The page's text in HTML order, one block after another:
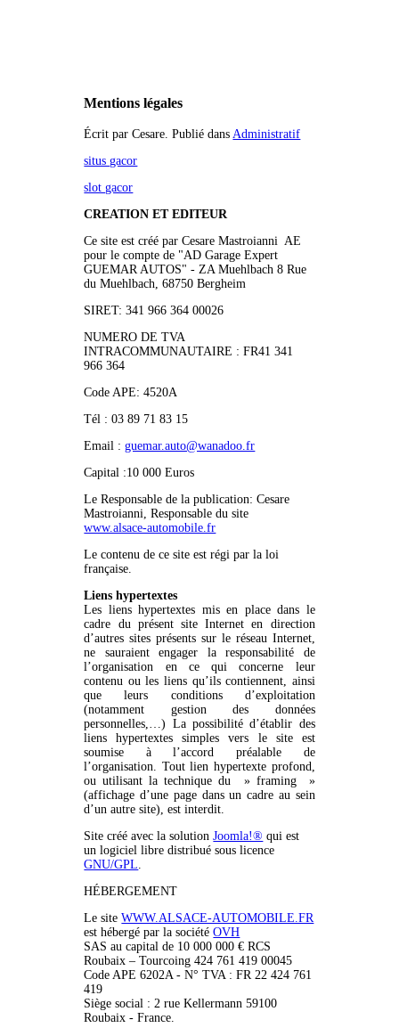
Mentions légales
Écrit par Cesare. Publié dans Administratif
situs gacor
slot gacor
CREATION ET EDITEUR
Ce site est créé par Cesare Mastroianni AE
pour le compte de "AD Garage Expert
GUEMAR AUTOS" - ZA Muehlbach 8 Rue
du Muehlbach, 68750 Bergheim
SIRET: 341 966 364 00026
NUMERO DE TVA
INTRACOMMUNAUTAIRE : FR41 341
966 364
Code APE:4520A
Tél :03 89 71 83 15
Email :guemar.auto@wanadoo.fr
Capital :10 000 Euros
Le Responsable de la publication: Cesare
Mastroianni, Responsable du site
www.alsace-automobile.fr
Le contenu de ce site est régi par la loi
française.
Liens hypertextes
Les liens hypertextes mis en place dans le
cadre du présent site Internet en direction
d’autres sites présents sur le réseau Internet,
ne sauraient engager la responsabilité de
l’organisation en ce qui concerne leur
contenu ou les liens qu’ils contiennent, ainsi
que leurs conditions d’exploitation
(notamment gestion des données
personnelles,…) La possibilité d’établir des
liens hypertextes simples vers le site est
soumise à l’accord préalable de
l’organisation. Tout lien hypertexte profond,
ou utilisant la technique du » framing »
(affichage d’une page dans un cadre au sein
d’un autre site), est interdit.
Site créé avec la solutionJoomla!® qui est
un logiciel libre distribué sous licence
GNU/GPL
HÉBERGEMENT
Le siteWWW.ALSACE-AUTOMOBILE.FR
est hébergé par la sociétéOVH
SAS au capital de 10 000 000 € RCS
Roubaix – Tourcoing 424 761 419 00045
Code APE 6202A - N° TVA : FR 22 424 761
419
Siège social : 2 rue Kellermann 59100
Roubaix - France.